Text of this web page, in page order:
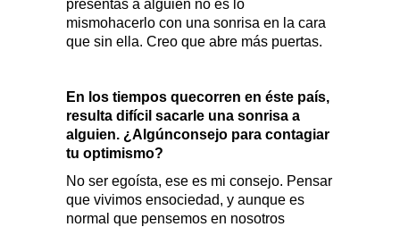
presentas a alguien no es lo
mismohacerlo con una sonrisa en la cara
que sin ella. Creo que abre más puertas.
En los tiempos quecorren en éste país,
resulta difícil sacarle una sonrisa a
alguien. ¿Algúnconsejo para contagiar
tu optimismo?
No ser egoísta, ese es mi consejo. Pensar
que vivimos ensociedad, y aunque es
normal que pensemos en nosotros